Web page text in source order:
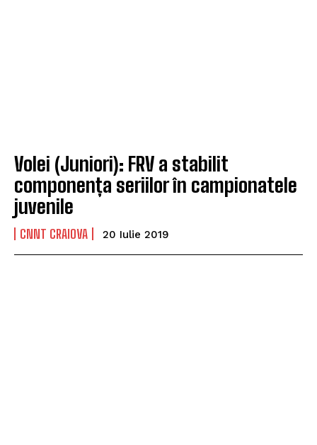
Volei (Juniori): FRV a stabilit
componența seriilor în campionatele
juvenile
CNNT CRAIOVA 20 Iulie 2019